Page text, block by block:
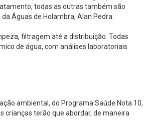
todas as outras também são
Águas de Holambra, Alan Pedra.
filtragem até a distribuição. Todas
de água, com análises laboratoriais
ambiental, do Programa Saúde Nota 10,
crianças terão que abordar, de maneira